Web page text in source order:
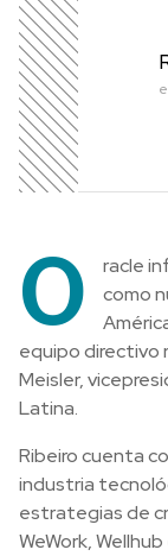
O
racle
como
equipo directivo
Meisler,
Latina.
Ribeiro cuenta
industria
estrategias de
WeWork,